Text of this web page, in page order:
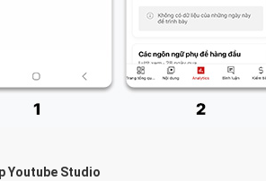
Youtube Studio